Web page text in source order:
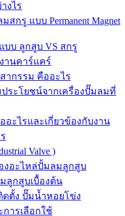
งไร
กรู แบบ Permanent Magnet
บบ ลูกสูบ VS สกรู
านคาร์แคร์
ากรรม คืออะไร
ระโยชน์จากเครื่องปั๊มลมที่
ะไรและเกี่ยวข้องกับงาน
Valve )
อะไหล่ปั้มลมลูกสูบ
ลูกสูบเบื้องต้น
ตั้ง ปั๊มน้ำหอยโข่ง
ารเลือกใช้